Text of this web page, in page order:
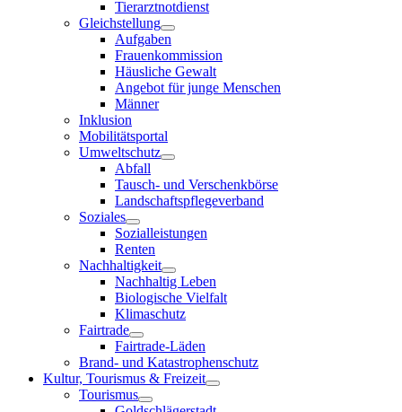
Tierarztnotdienst
Gleichstellung
Aufgaben
Frauenkommission
Häusliche Gewalt
Angebot für junge Menschen
Männer
Inklusion
Mobilitätsportal
Umweltschutz
Abfall
Tausch- und Verschenkbörse
Landschaftspflegeverband
Soziales
Sozialleistungen
Renten
Nachhaltigkeit
Nachhaltig Leben
Biologische Vielfalt
Klimaschutz
Fairtrade
Fairtrade-Läden
Brand- und Katastrophenschutz
Kultur, Tourismus & Freizeit
Tourismus